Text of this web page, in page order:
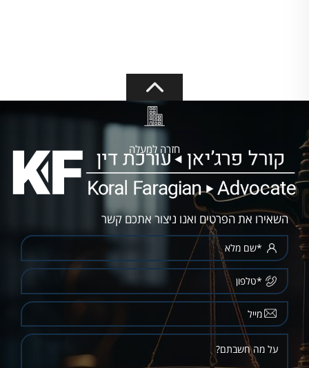
חזרה למעלה
השאירו את הפרטים ואנו ניצור אתכם קשר